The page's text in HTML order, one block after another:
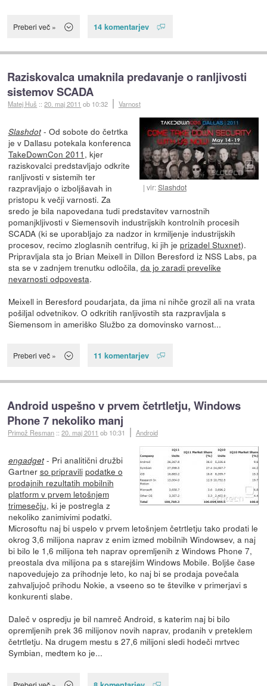
Preberi več » 14 komentarjev
Raziskovalca umaknila predavanje o ranljivosti
sistemov SCADA
Matej Huš ::20. maj 2011 ob 10:32 Varnost
vir:Slashdot
Slashdot- Od sobote do četrtka
je v Dallasu potekala konferenca
TakeDownCon 2011 , kjer
raziskovalci predstavljajo odkrite
ranljivosti v sistemih ter
razpravljajo o izboljšavah in
pristopu k večji varnosti. Za
sredo je bila napovedana tudi predstavitev varnostnih
pomanjkljivosti v Siemensovih industrijskih kontrolnih procesih
SCADA (ki se uporabljajo za nadzor in krmiljenje industrijskih
procesov, recimo zloglasnih centrifug, ki jih je prizadel Stuxnet).
Pripravljala sta jo Brian Meixell in Dillon Beresford iz NSS Labs, pa
sta se v zadnjem trenutku odločila, da jo zaradi prevelike
nevarnosti odpovesta.
Meixell in Beresford poudarjata, da jima ni nihče grozil ali na vrata
pošiljal odvetnikov. O odkritih ranljivostih sta razpravljala s
Siemensom in ameriško Službo za domovinsko varnost...
Preberi več » 11 komentarjev
Android uspešno v prvem četrtletju, Windows
Phone 7 nekoliko manj
Primož Resman ::20. maj 2011 ob 10:31 Android
engadget- Pri analitični družbi
Gartner so pripravili podatke o
prodajnih rezultatih mobilnih
platform v prvem letošnjem
trimesečju, ki je postregla z
nekoliko zanimivimi podatki.
Microsoftu naj bi uspelo v prvem letošnjem četrtletju tako prodati le
okrog 3,6 milijona naprav z enim izmed mobilnih Windowsev, a naj
bi bilo le 1,6 milijona teh naprav opremljenih z Windows Phone 7,
preostala dva milijona pa s starejšim Windows Mobile. Boljše čase
napovedujejo za prihodnje leto, ko naj bi se prodaja povečala
zahvaljujoč prihodu Nokie, a vseeno so te številke v primerjavi s
konkurenti slabe.
Daleč v ospredju je bil namreč Android, s katerim naj bi bilo
opremljenih prek 36 milijonov novih naprav, prodanih v preteklem
četrtletju. Na drugem mestu s 27,6 milijoni sledi hodeči mrtvec
Symbian, medtem ko je...